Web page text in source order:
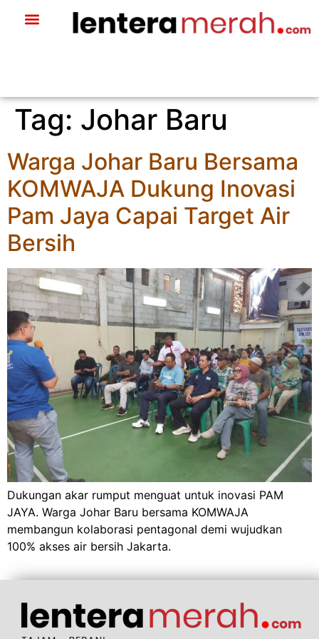
Tag: Johar Baru
Warga Johar Baru Bersama
KOMWAJA Dukung Inovasi
Pam Jaya Capai Target Air
Bersih
Dukungan akar rumput menguat untuk inovasi PAM
JAYA. Warga Johar Baru bersama KOMWAJA
membangun kolaborasi pentagonal demi wujudkan
100% akses air bersih Jakarta.